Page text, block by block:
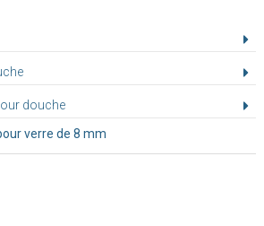
douche
verre de 8 mm